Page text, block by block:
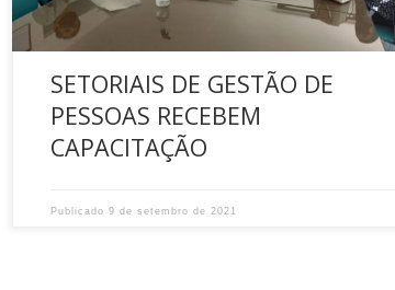
SETORIAIS DE GESTÃO DE
PESSOAS RECEBEM
CAPACITAÇÃO
Publicado 9 de setembro de 2021